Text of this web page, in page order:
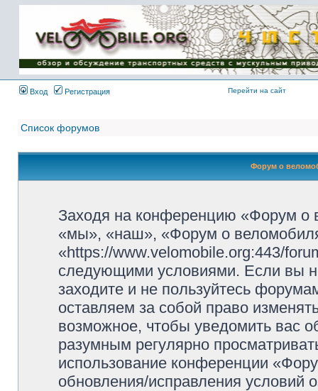
Имя пользователя:
Пароль:
{ LOG_ME_IN_SHORT
}
Вход
Регистрация Перейти на сайт
Список форумов
Форум о
Заходя на конференцию «Форум о
«мы», «наш», «Форум о
«https://www.velomobile.org:443/
следующими условиями. Если вы
заходите и не пользуйтесь
оставляем за собой право
возможное, чтобы уведомить вас
разумным регулярно
использование конференции
обновления/исправления условий